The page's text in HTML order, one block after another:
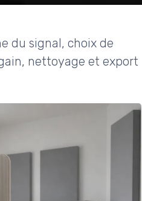
du signal, choix de
nettoyage et export